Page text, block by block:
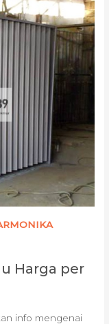
Harga per
info mengenai